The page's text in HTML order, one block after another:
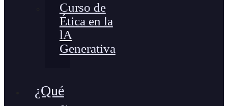
Curso de
Ética en la
lA
Generativa
¿Qué